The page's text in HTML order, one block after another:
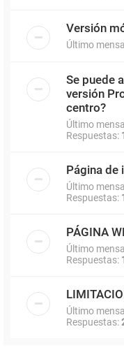
Versión
Último
Se puede
versión
centro?
Último
Respuestas:
Página de
Último
Respuestas:
PÁGINA
Último
Respuestas:
Último
Respuestas: